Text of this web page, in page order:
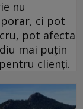
nu
ci pot
pot afecta
mai puțin
clienți.